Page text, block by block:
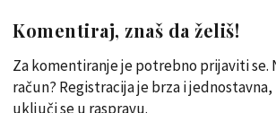
Komentiraj, znaš da želiš!
Za komentiranje je potrebno prijaviti se.
račun? Registracija je brza i
uključi se u raspravu.